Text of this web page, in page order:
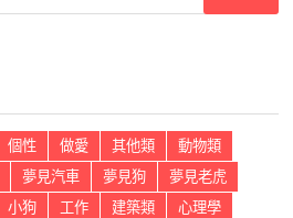
個性 做愛 其他類
動物類
夢見汽車 夢見狗
夢見老虎
小狗 工作 建築類
心理學